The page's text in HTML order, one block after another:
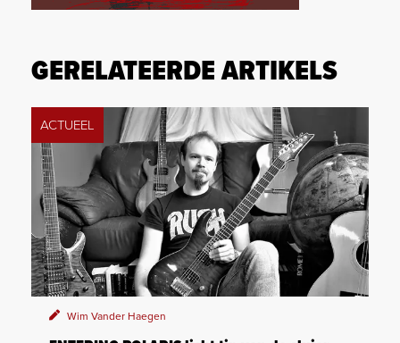
GERELATEERDE ARTIKELS
ACTUEEL
Wim Vander Haegen